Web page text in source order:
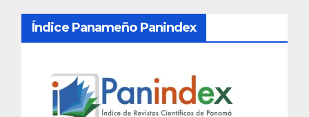
Índice Panameño Panindex